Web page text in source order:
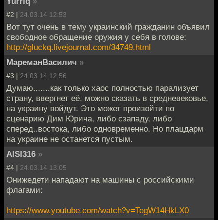
#2 | 24.03.14 12:53
Вот тут очень в тему украинский гражданин объявил
свободное обращение оружия у себя в голове:
http://gluckq.livejournal.com/34749.html
МареманВасилич »
#3 | 24.03.14 12:56
Думаю.......как только хаос полностью парализует
страну, ввергнет её, можно сказать в средневековье,
на украину войдут. Это может произойти по
сценарию Дим Юрича, либо сзападу, либо
сперед..востока, либо одновременно. Но плацдарм
на украине не останется пустым.
AISI316 »
#4 | 24.03.14 13:05
Онижедети нападают на машины с российскими
флагами:
https://www.youtube.com/watch?v=TegW14HkLX0